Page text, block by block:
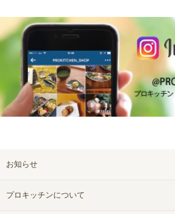
お知らせ
プロキッチンについて